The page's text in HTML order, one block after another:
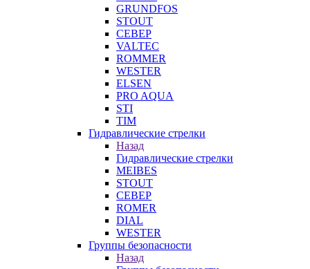
GRUNDFOS
STOUT
СЕВЕР
VALTEC
ROMMER
WESTER
ELSEN
PRO AQUA
STI
TIM
Гидравлические стрелки
Назад
Гидравлические стрелки
MEIBES
STOUT
СЕВЕР
ROMER
DIAL
WESTER
Группы безопасности
Назад